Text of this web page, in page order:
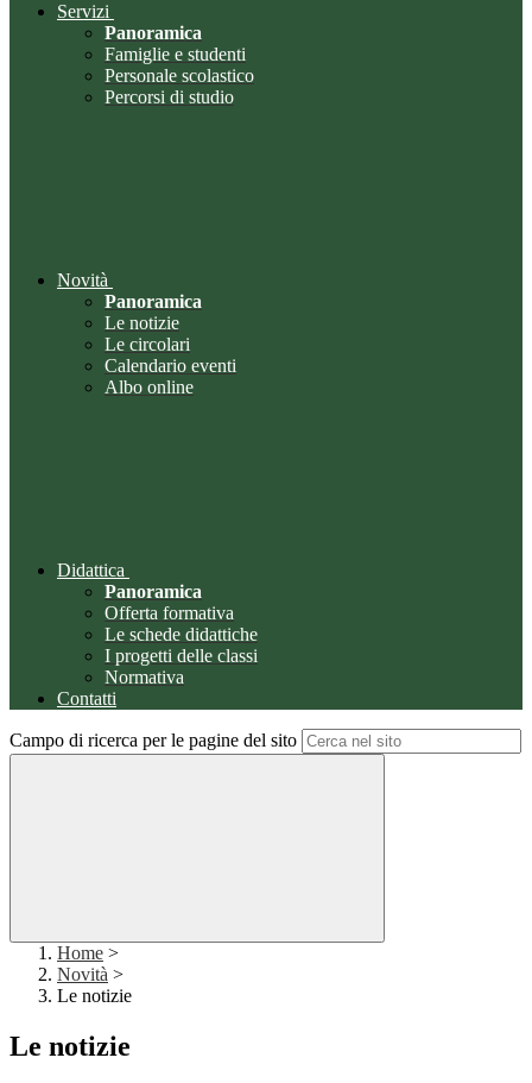
Servizi
Panoramica
Famiglie e studenti
Personale scolastico
Percorsi di studio
Novità
Panoramica
Le notizie
Le circolari
Calendario eventi
Albo online
Didattica
Panoramica
Offerta formativa
Le schede didattiche
I progetti delle classi
Normativa
Contatti
Campo di ricerca per le pagine del sito
Home >
Novità >
Le notizie
Le notizie